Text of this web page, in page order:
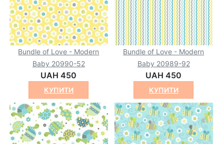
Bundle of Love - Modern
Baby 20990-52
UAH 450
КУПИТИ
Bundle of Love - Modern
Baby 20989-92
UAH 450
КУПИТИ